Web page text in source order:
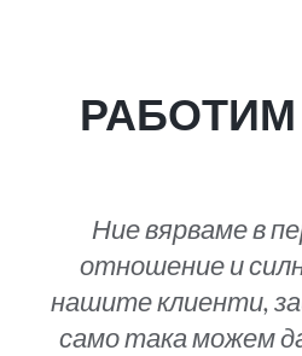
РАБОТИМ
Ние вярваме в
отношение и
нашите клиенти,
само така можем